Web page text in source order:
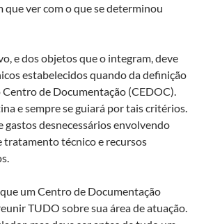
que ver com o que se determinou
e dos objetos que o integram, deve
estabelecidos quando da definição
de Documentação (CEDOC).
e sempre se guiará por tais critérios.
gastos desnecessários envolvendo
tratamento técnico e recursos
um Centro de Documentação
TUDO sobre sua área de atuação.